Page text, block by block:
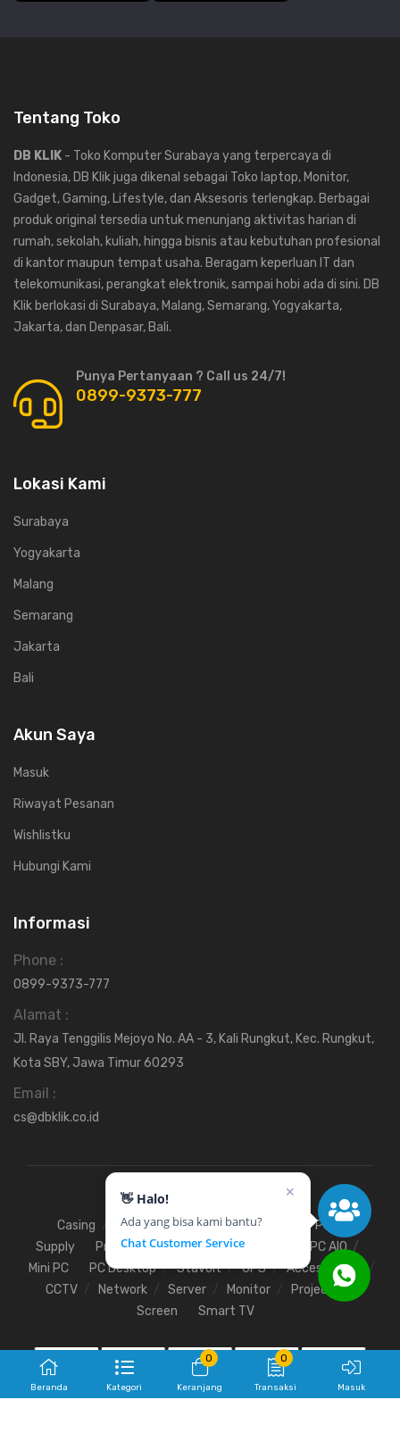
👋 Halo!
Ada yang bisa kami bantu?
Chat Customer Service
✕
Beranda Kategori
0
Keranjang
0
Transaksi Masuk
Tentang Toko
DB KLIK - Toko Komputer Surabaya yang terpercaya di
Indonesia, DB Klik juga dikenal sebagai Toko laptop, Monitor,
Gadget, Gaming, Lifestyle, dan Aksesoris terlengkap. Berbagai
produk original tersedia untuk menunjang aktivitas harian di
rumah, sekolah, kuliah, hingga bisnis atau kebutuhan profesional
di kantor maupun tempat usaha. Beragam keperluan IT dan
telekomunikasi, perangkat elektronik, sampai hobi ada di sini. DB
Klik berlokasi di Surabaya, Malang, Semarang, Yogyakarta,
Jakarta, dan Denpasar, Bali.
Punya Pertanyaan ? Call us 24/7!
0899-9373-777
Lokasi Kami
Surabaya
Yogyakarta
Malang
Semarang
Jakarta
Bali
Akun Saya
Masuk
Riwayat Pesanan
Wishlistku
Hubungi Kami
Informasi
Phone :
0899-9373-777
Alamat :
Jl. Raya Tenggilis Mejoyo No. AA - 3, Kali Rungkut, Kec. Rungkut,
Kota SBY, Jawa Timur 60293
Email :
cs@dbklik.co.id
Casing Fan Hardisk Motherboard
Power
Supply
Processor SSD RAM
PC AIO
Mini PC
PC Desktop Stavolt UPS
Access Point
CCTV
Network Server Monitor
Projector
Screen
Smart TV